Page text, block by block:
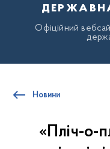
Офіційний
Новини
«Пліч-о-